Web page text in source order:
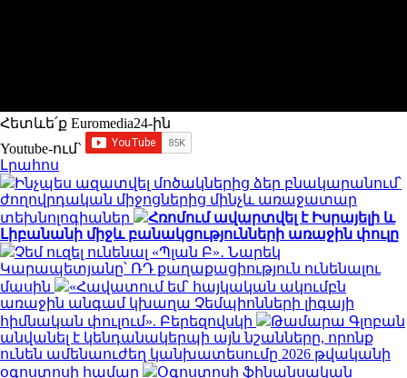
Հետևե՛ք Euromedia24-ին
Youtube-ում`
Լրահոս
Ինչպես ազատվել մոծակներից ձեր բնակարանում՝
ժողովրդական միջոցներից մինչև առաջատար
տեխնոլոգիաներ
Հռոմում ավարտվել է Իսրայելի և
Լիբանանի միջև բանակցությունների առաջին փուլը
Չեմ ուզել ունենալ «Պլան Բ»․ Նարեկ
Կարապետյանը՝ ՌԴ քաղաքացիություն ունենալու
մասին
«Հավատում եմ՝ հայկական ակումբն
առաջին անգամ կխաղա Չեմպիոնների լիգայի
հիմնական փուլում». Բերեզովսկի
Թամարա Գլոբան
անվանել է կենդանակերպի այն նշանները, որոնք
ունեն ամենաուժեղ կանխատեսումը 2026 թվականի
օգոստոսի համար
Օգոստոսի ֆինանսական